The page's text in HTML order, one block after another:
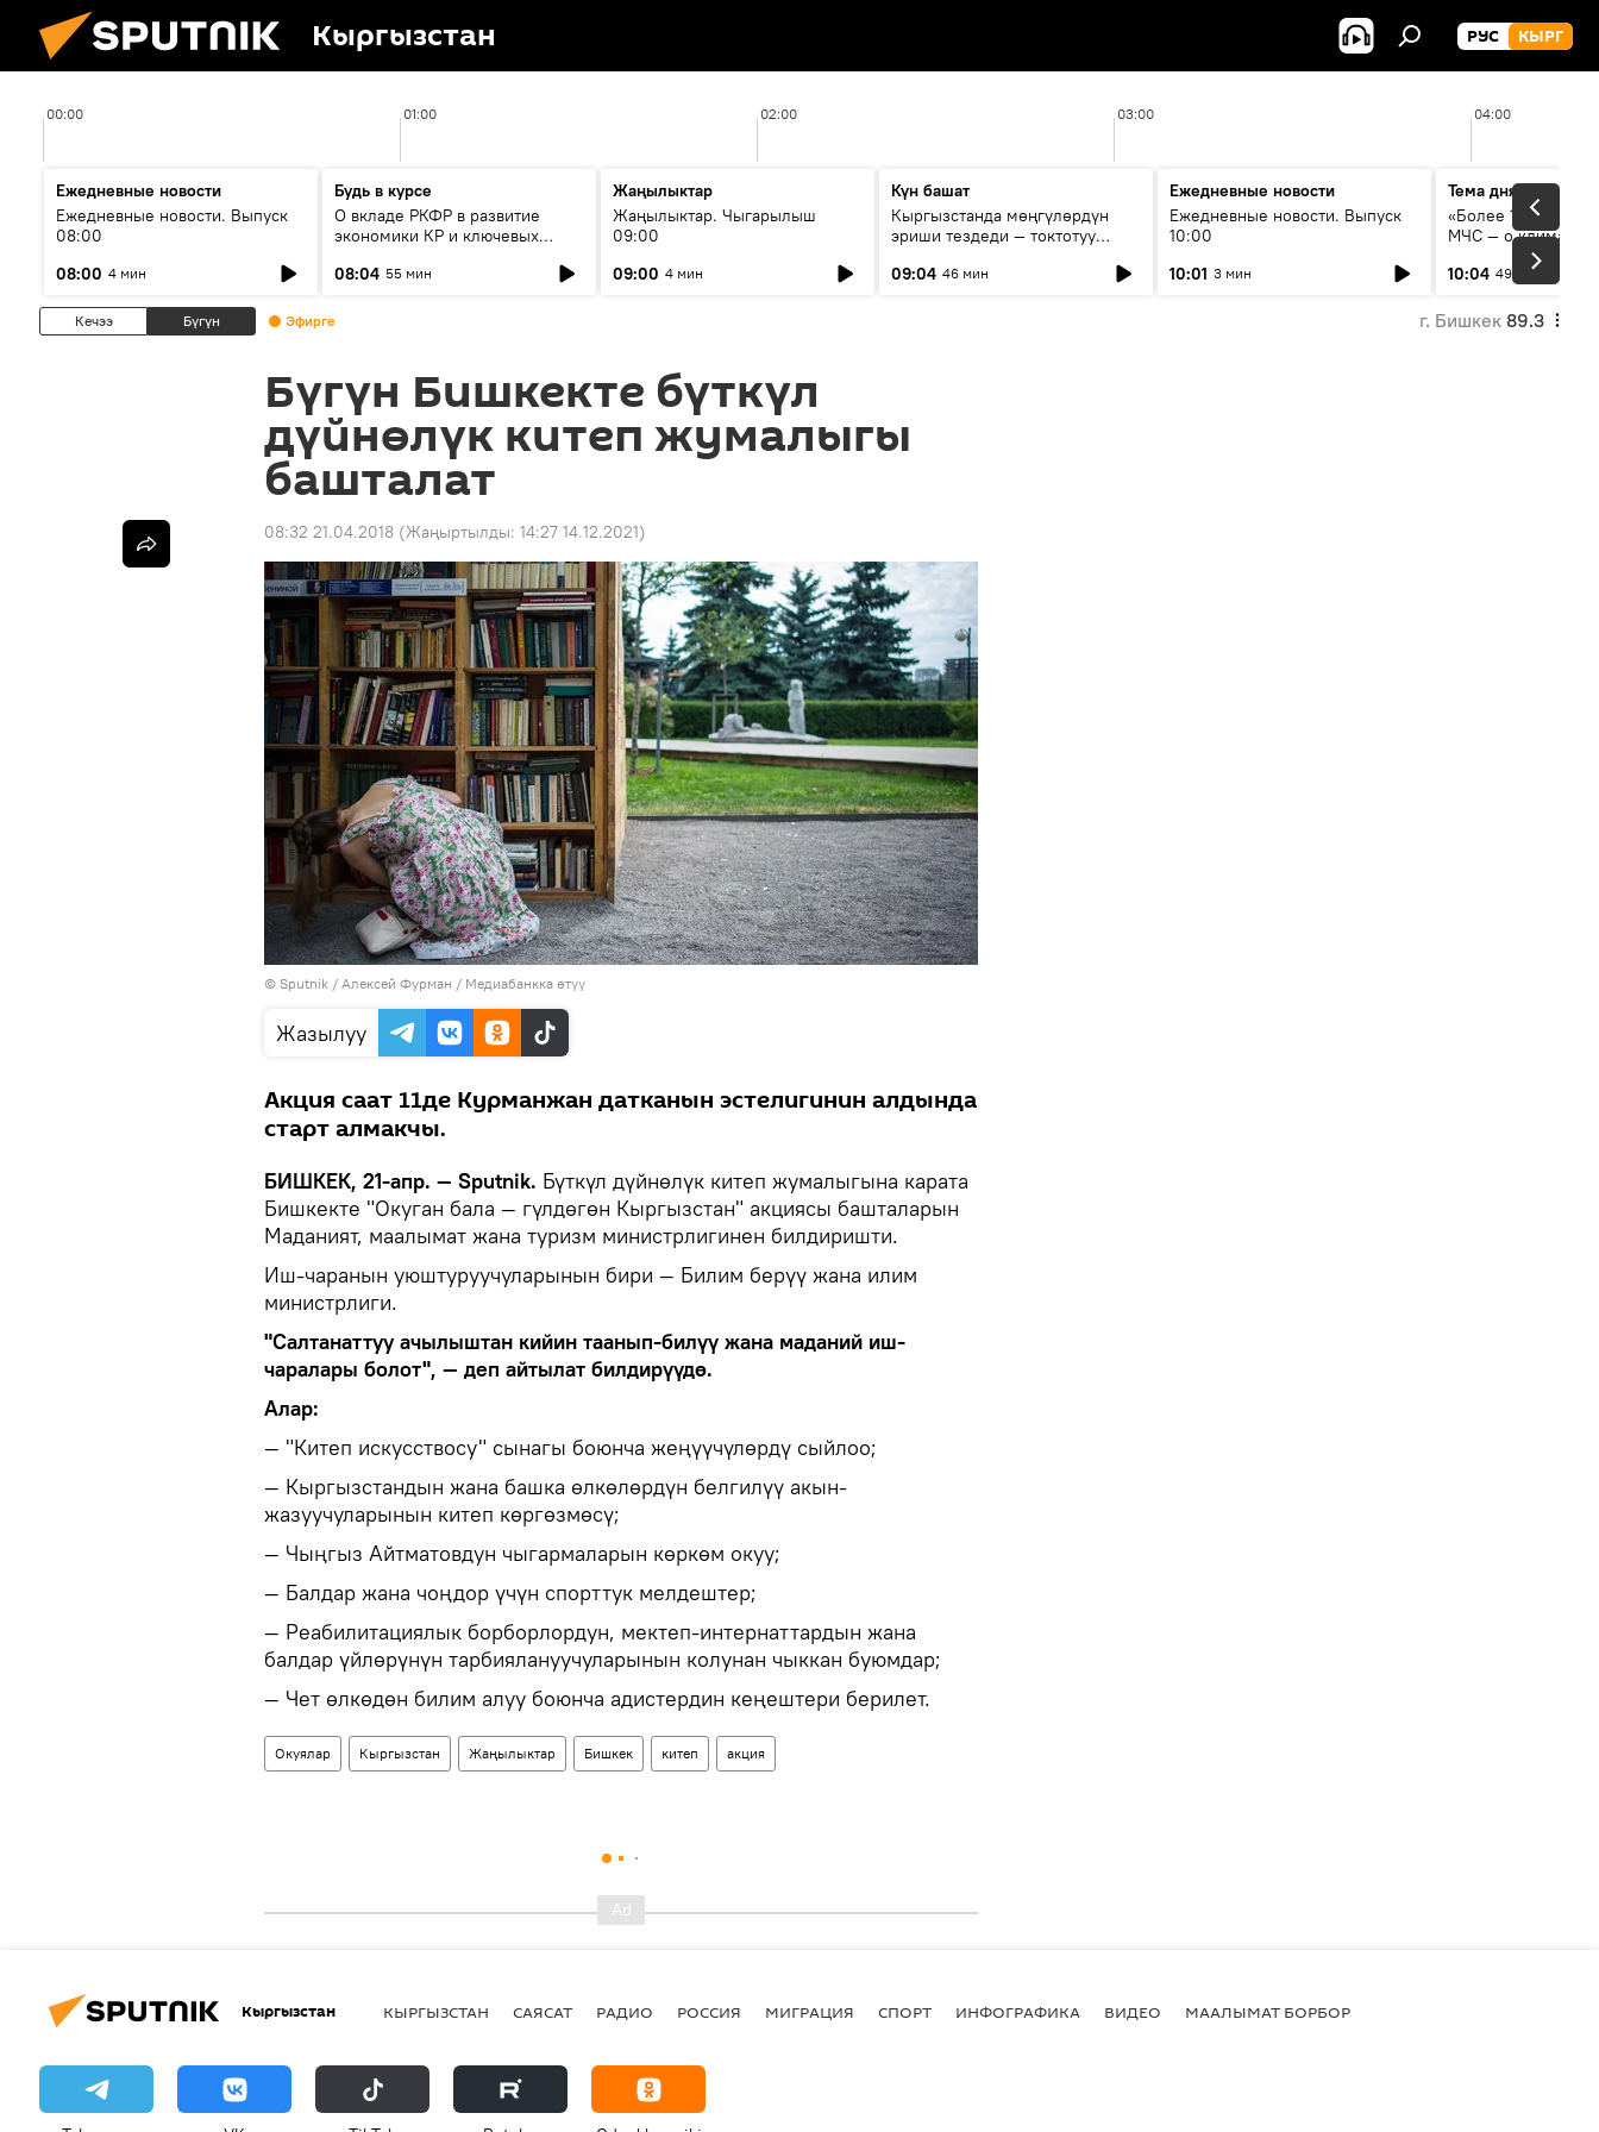
Кыргызстан РУС КЫРГ
00:00 01:00 02:00 03:00 04:00
Ежедневные новости
Ежедневные новости. Выпуск
08:00
08:00 4 мин
Будь в курсе
О вкладе РКФР в развитие
экономики КР и ключевых
08:04 55 мин
Жаңылыктар
Жаңылыктар. Чыгарылыш
09:00
09:00 4 мин
Күн башат
Кыргызстанда мөңгүлөрдүн
эриши тездеди — токтотуу
09:04 46 мин
Ежедневные новости
Ежедневные новости. Выпуск
10:00
10:01 3 мин
Тема дня
«Более 1200 сёл в
МЧС — о климате,
системе
населения
10:04 49 мин
Кечээ Бүгүн Эфирге г. Бишкек 89.3
Бүгүн Бишкекте бүткүл
дүйнөлүк китеп жумалыгы
башталат
08:32 21.04.2018 (Жаңыртылды: 14:27 14.12.2021)
© Sputnik / Алексей Фурман / Медиабанкка өтүү
Жазылуу
Акция саат 11де Курманжан датканын эстелигинин алдында
старт алмакчы.
БИШКЕК, 21-апр. — Sputnik. Бүткүл дүйнөлүк китеп жумалыгына карата
Бишкекте "Окуган бала — гүлдөгөн Кыргызстан" акциясы башталарын
Маданият, маалымат жана туризм министрлигинен билдиришти.
Иш-чаранын уюштуруучуларынын бири — Билим берүү жана илим
министрлиги.
"Салтанаттуу ачылыштан кийин таанып-билүү жана маданий иш-
чаралары болот", — деп айтылат билдирүүдө.
Алар:
— "Китеп искусствосу" сынагы боюнча жеңүүчүлөрдү сыйлоо;
— Кыргызстандын жана башка өлкөлөрдүн белгилүү акын-
жазуучуларынын китеп көргөзмөсү;
— Чыңгыз Айтматовдун чыгармаларын көркөм окуу;
— Балдар жана чоңдор үчүн спорттук мелдештер;
— Реабилитациялык борборлордун, мектеп-интернаттардын жана
балдар үйлөрүнүн тарбиялануучуларынын колунан чыккан буюмдар;
— Чет өлкөдөн билим алуу боюнча адистердин кеңештери берилет.
Окуялар Кыргызстан Жаңылыктар Бишкек китеп акция
Кыргызстан КЫРГЫЗСТАН САЯСАТ РАДИО РОССИЯ МИГРАЦИЯ СПОРТ ИНФОГРАФИКА ВИДЕО МААЛЫМАТ БОРБОР